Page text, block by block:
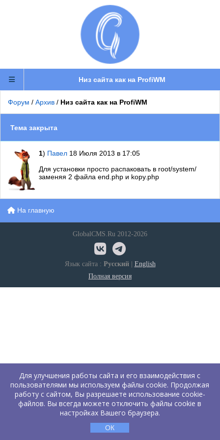
Низ сайта как на ProfiWM
Форум / Архив / Низ сайта как на ProfiWM
Тема закрыта
1) Павел 18 Июля 2013 в 17:05
Для установки просто распаковать в root/system/
заменяя 2 файла end.php и kopy.php
На главную
GlobalCMS.Ru 2012-2026
Язык сайта : Русский| English
Полная версия
Для улучшения работы сайта и его взаимодействия с
пользователями мы используем файлы cookie. Продолжая
работу с сайтом, Вы разрешаете использование cookie-
файлов. Вы всегда можете отключить файлы cookie в
настройках Вашего браузера.
ОК